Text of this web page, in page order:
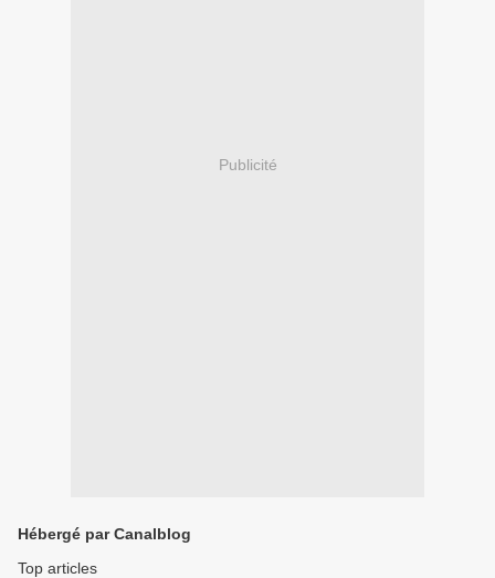
Publicité
Hébergé par Canalblog
Top articles